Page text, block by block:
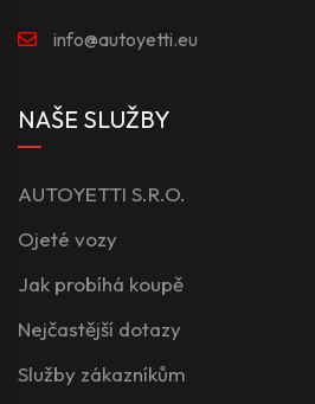
info@autoyetti.eu
NAŠE SLUŽBY
AUTOYETTI S.R.O.
Ojeté vozy
Jak probíhá koupě
Nejčastější dotazy
Služby zákazníkům